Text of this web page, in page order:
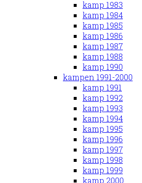
kamp 1983
kamp 1984
kamp 1985
kamp 1986
kamp 1987
kamp 1988
kamp 1990
kampen 1991-2000
kamp 1991
kamp 1992
kamp 1993
kamp 1994
kamp 1995
kamp 1996
kamp 1997
kamp 1998
kamp 1999
kamp 2000